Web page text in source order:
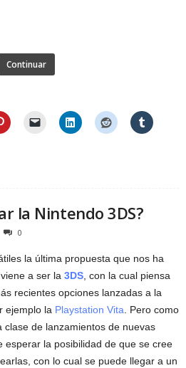
Continuar
la Nintendo 3DS?
0
la última propuesta que nos ha
viene a ser la 3DS, con la cual piensa
recientes opciones lanzadas a la
ejemplo la Playstation Vita. Pero como
clase de lanzamientos de nuevas
esperar la posibilidad de que se cree
con lo cual se puede llegar a un